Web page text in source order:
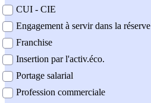
CUI - CIE
Engagement à servir dans la réserve
Franchise
Insertion par l'activ.éco.
Portage salarial
Profession commerciale